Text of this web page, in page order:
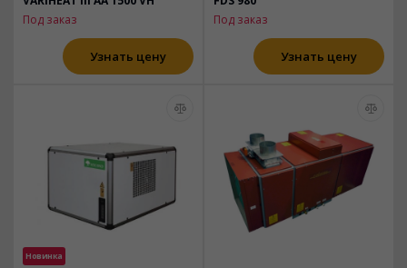
Под заказ
Узнать цену
Под заказ
Узнать цену
Новинка